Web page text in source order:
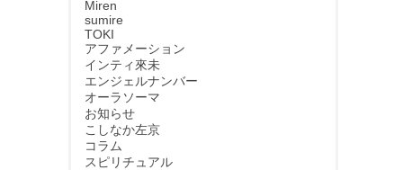
Miren
sumire
TOKI
アファメーション
インティ來未
エンジェルナンバー
オーラソーマ
お知らせ
こしなか左京
コラム
スピリチュアル